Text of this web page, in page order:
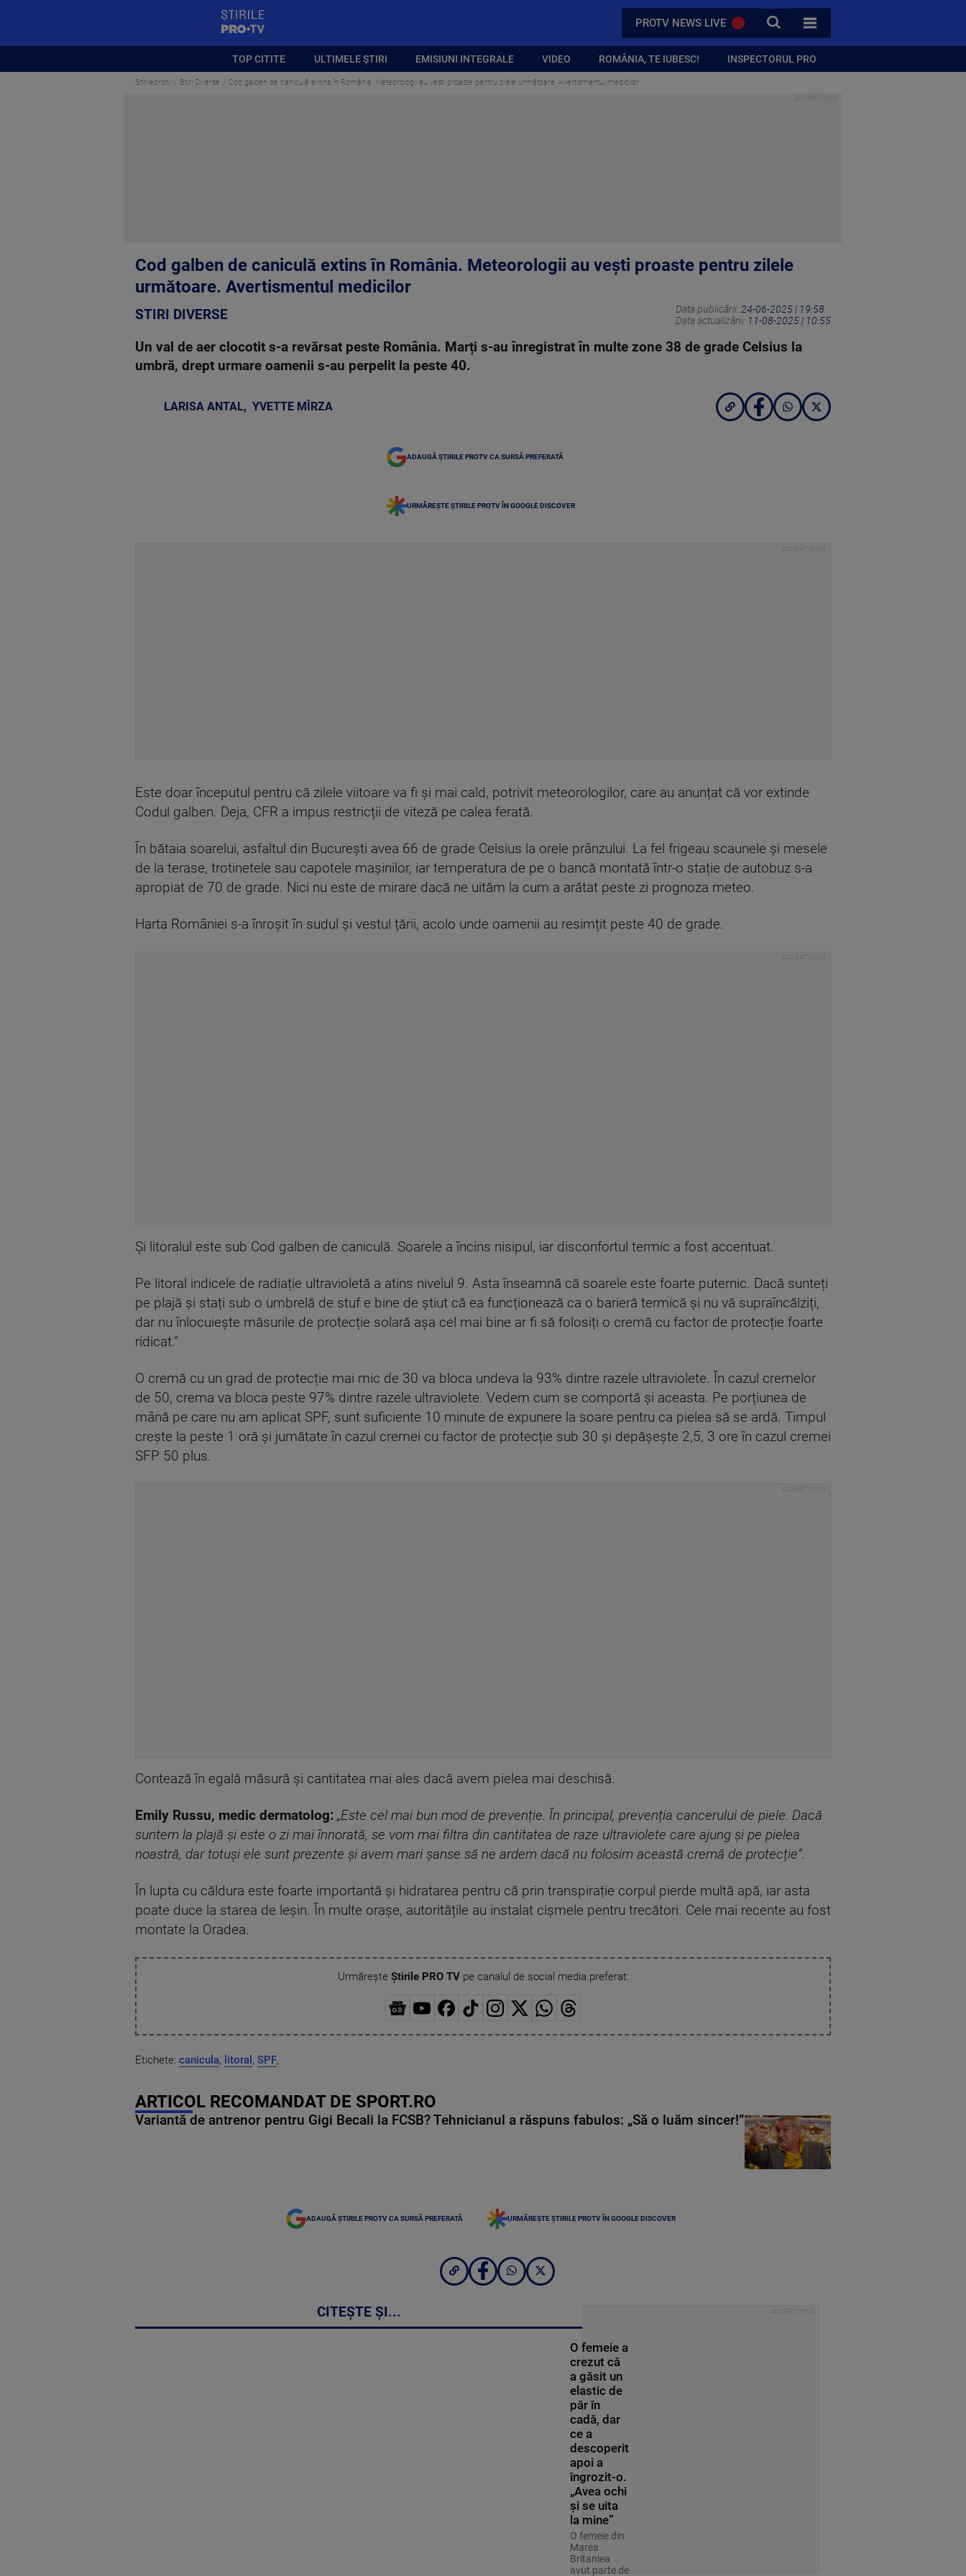
PROTV NEWS LIVE CAUTA
TOATE CATEGORIILE
TOP CITITE ULTIMELE ȘTIRI EMISIUNI INTEGRALE VIDEO ROMÂNIA, TE IUBESC! INSPECTORUL PRO
Stirileprotv Stiri Diverse Cod galben de caniculă extins în România. Meteorologii au vești proaste pentru zilele următoare. Avertismentul medicilor
Cod galben de caniculă extins în România. Meteorologii au vești proaste pentru zilele
următoare. Avertismentul medicilor
STIRI DIVERSE Data publicării: 24-06-2025 | 19:58
Data actualizării: 11-08-2025 | 10:55
Un val de aer clocotit s-a revărsat peste România. Marți s-au înregistrat în multe zone 38 de grade Celsius la
umbră, drept urmare oamenii s-au perpelit la peste 40.
LARISA ANTAL, YVETTE MÎRZA
ADAUGĂ ȘTIRILE PROTV CA SURSĂ PREFERATĂ
URMĂREȘTE ȘTIRILE PROTV ÎN GOOGLE DISCOVER
Este doar începutul pentru că zilele viitoare va fi și mai cald, potrivit meteorologilor, care au anunțat că vor extinde
Codul galben. Deja, CFR a impus restricții de viteză pe calea ferată.
În bătaia soarelui, asfaltul din București avea 66 de grade Celsius la orele prânzului. La fel frigeau scaunele și mesele
de la terase, trotinetele sau capotele mașinilor, iar temperatura de pe o bancă montată într-o stație de autobuz s-a
apropiat de 70 de grade. Nici nu este de mirare dacă ne uităm la cum a arătat peste zi prognoza meteo.
Harta României s-a înroșit în sudul și vestul țării, acolo unde oamenii au resimțit peste 40 de grade.
Și litoralul este sub Cod galben de caniculă. Soarele a încins nisipul, iar disconfortul termic a fost accentuat.
Pe litoral indicele de radiație ultravioletă a atins nivelul 9. Asta înseamnă că soarele este foarte puternic. Dacă sunteți
pe plajă și stați sub o umbrelă de stuf e bine de știut că ea funcționează ca o barieră termică și nu vă supraîncălziți,
dar nu înlocuiește măsurile de protecție solară așa cel mai bine ar fi să folosiți o cremă cu factor de protecție foarte
ridicat."
O cremă cu un grad de protecție mai mic de 30 va bloca undeva la 93% dintre razele ultraviolete. În cazul cremelor
de 50, crema va bloca peste 97% dintre razele ultraviolete. Vedem cum se comportă și aceasta. Pe porțiunea de
mână pe care nu am aplicat SPF, sunt suficiente 10 minute de expunere la soare pentru ca pielea să se ardă. Timpul
crește la peste 1 oră și jumătate în cazul cremei cu factor de protecție sub 30 și depășește 2,5, 3 ore în cazul cremei
SFP 50 plus.
Contează în egală măsură și cantitatea mai ales dacă avem pielea mai deschisă.
Emily Russu, medic dermatolog: „Este cel mai bun mod de prevenție. În principal, prevenția cancerului de piele. Dacă
suntem la plajă și este o zi mai înnorată, se vom mai filtra din cantitatea de raze ultraviolete care ajung și pe pielea
noastră, dar totuși ele sunt prezente și avem mari șanse să ne ardem dacă nu folosim această cremă de protecție”.
În lupta cu căldura este foarte importantă și hidratarea pentru că prin transpirație corpul pierde multă apă, iar asta
poate duce la starea de leșin. În multe orașe, autoritățile au instalat cișmele pentru trecători. Cele mai recente au fost
montate la Oradea.
Urmărește Știrile PRO TVpe canalul de social media preferat:
Etichete: canicula, litoral , SPF,
ARTICOL RECOMANDAT DE SPORT.RO
Variantă de antrenor pentru Gigi Becali la FCSB? Tehnicianul a răspuns fabulos: „Să o luăm sincer!”
ADAUGĂ ȘTIRILE PROTV CA SURSĂ PREFERATĂ URMĂREȘTE ȘTIRILE PROTV ÎN GOOGLE DISCOVER
CITEȘTE ȘI...
O femeie a
crezut că
a găsit un
elastic de
păr în
cadă, dar
ce a
descoperit
apoi a
îngrozit-o.
„Avea ochi
și se uita
la mine”
O femeie din
Marea
Britaniea
avut parte de